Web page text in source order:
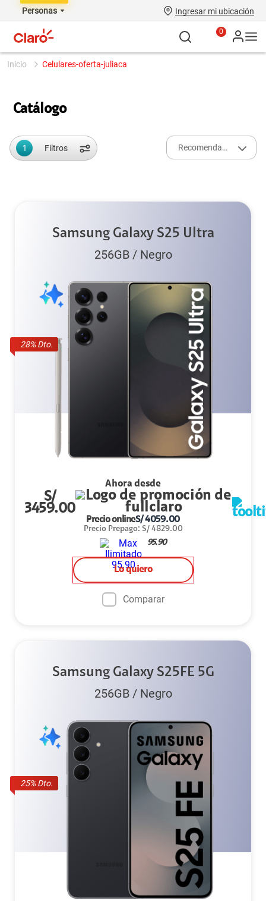
Personas Ingresar mi ubicación
0
celulares-oferta-juliaca
Catálogo
1 Filtros Recomendados
28% Dto.
Samsung Galaxy S25 Ultra
256GB/ Negro
Ahora desde
S/
3459.00
Precio onlineS/4059.00
Precio Prepago: S/ 4829.00
95.90
Lo quiero
Comparar
25% Dto.
Samsung Galaxy S25FE 5G
256GB/ Negro